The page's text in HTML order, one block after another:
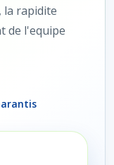
la rapidite
de l'equipe